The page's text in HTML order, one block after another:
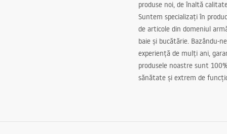
produse noi, de înaltă
Suntem specializați în
de articole din domeniul
baie și bucătărie. Bazându-
experiență de mulți ani,
produsele noastre sunt
sănătate și extrem de